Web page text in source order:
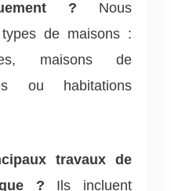
? Nous
de maisons :
maisons de
ou habitations
travaux de
? Ils incluent